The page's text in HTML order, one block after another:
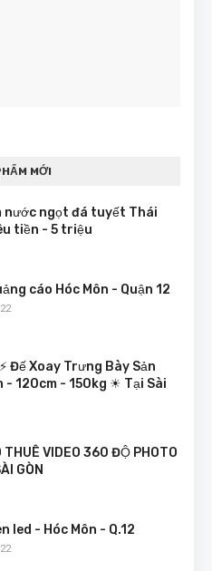
MỚI
nước ngọt đá tuyết Thái
tiền - 5 triệu
cáo Hóc Môn - Quận 12
Đế Xoay Trưng Bày Sản
- 120cm - 150kg ☀ Tại Sài
THUÊ VIDEO 360 ĐỘ PHOTO
GÒN
led - Hóc Môn - Q.12